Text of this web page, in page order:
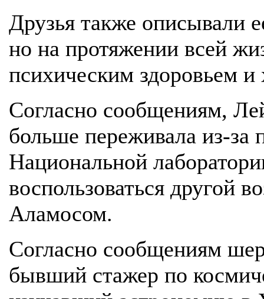
Друзья также описывали
но на протяжении всей
психическим здоровьем и
Согласно сообщениям,
больше переживала из-за
Национальной
воспользоваться другой
Аламосом.
Согласно сообщениям
бывший стажер по